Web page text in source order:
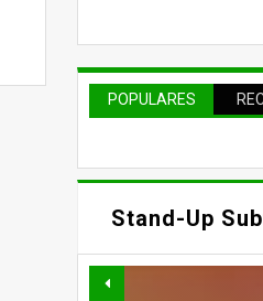
POPULARES
Stand-Up